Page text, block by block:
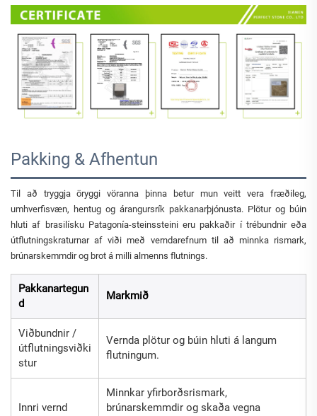
Pakking & Afhentun
Til að tryggja öryggi vöranna þinna betur mun veitt vera fræðileg,
umhverfisvæn, hentug og árangursrík pakkanarþjónusta. Plötur og búin
hluti af brasilísku Patagonía-steinssteini eru pakkaðir í trébundnir eða
útflutningskraturnar af viði með verndarefnum til að minnka rismark,
brúnarskemmdir og brot á milli almenns flutnings.
Pakkanartegun
d
Markmið
Viðbundnir /
útflutningsviðki
stur
Vernda plötur og búin hluti á langum
flutningum.
Innri vernd
Minnkar yfirborðsrismark,
brúnarskemmdir og skaða vegna